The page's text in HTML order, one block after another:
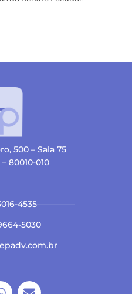
500 – Sala 75
80010-010
4535
5030